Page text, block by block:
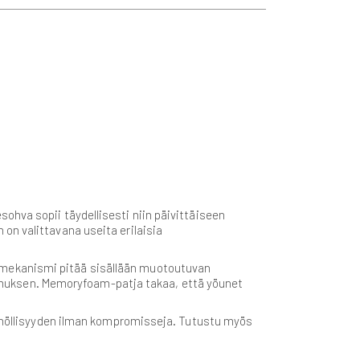
sopii täydellisesti niin päivittäiseen
on valittavana useita erilaisia
pitää sisällään muotoutuvan
Memoryfoam-patja takaa, että yöunet
ilman kompromisseja. Tutustu myös